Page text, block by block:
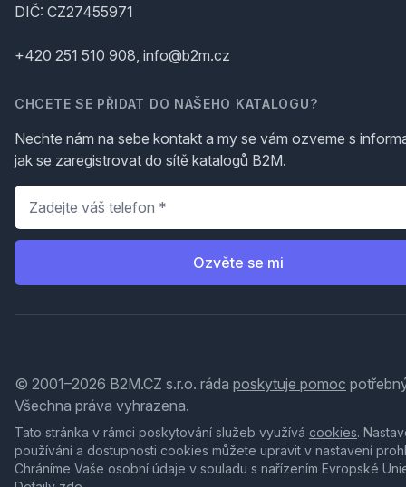
DIČ: CZ27455971
+420 251 510 908, info@b2m.cz
CHCETE SE PŘIDAT DO NAŠEHO KATALOGU?
Nechte nám na sebe kontakt a my se vám ozveme s
jak se zaregistrovat do sítě katalogů B2M.
Telefon
Ozvěte se mi
© 2001–2026 B2M.CZ s.r.o. ráda poskytuje pomoc
Všechna práva vyhrazena.
Tato stránka v rámci poskytování služeb využívá cookies.
používání a dostupnosti cookies můžete upravit v nastavení
Chráníme Vaše osobní údaje v souladu s nařízením Evropské